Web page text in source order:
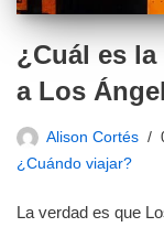
¿Cuál es
a Los
Alison Cortés
¿Cuándo viajar?
La verdad es que